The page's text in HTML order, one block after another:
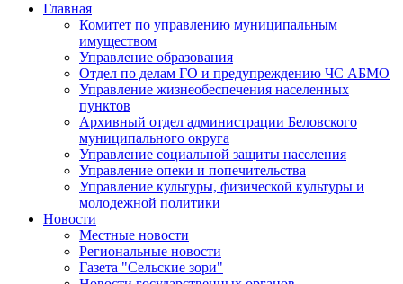
Главная
Комитет по управлению муниципальным
имуществом
Управление образования
Отдел по делам ГО и предупреждению ЧС АБМО
Управление жизнеобеспечения населенных
пунктов
Архивный отдел администрации Беловского
муниципального округа
Управление социальной защиты населения
Управление опеки и попечительства
Управление культуры, физической культуры и
молодежной политики
Новости
Местные новости
Региональные новости
Газета "Сельские зори"